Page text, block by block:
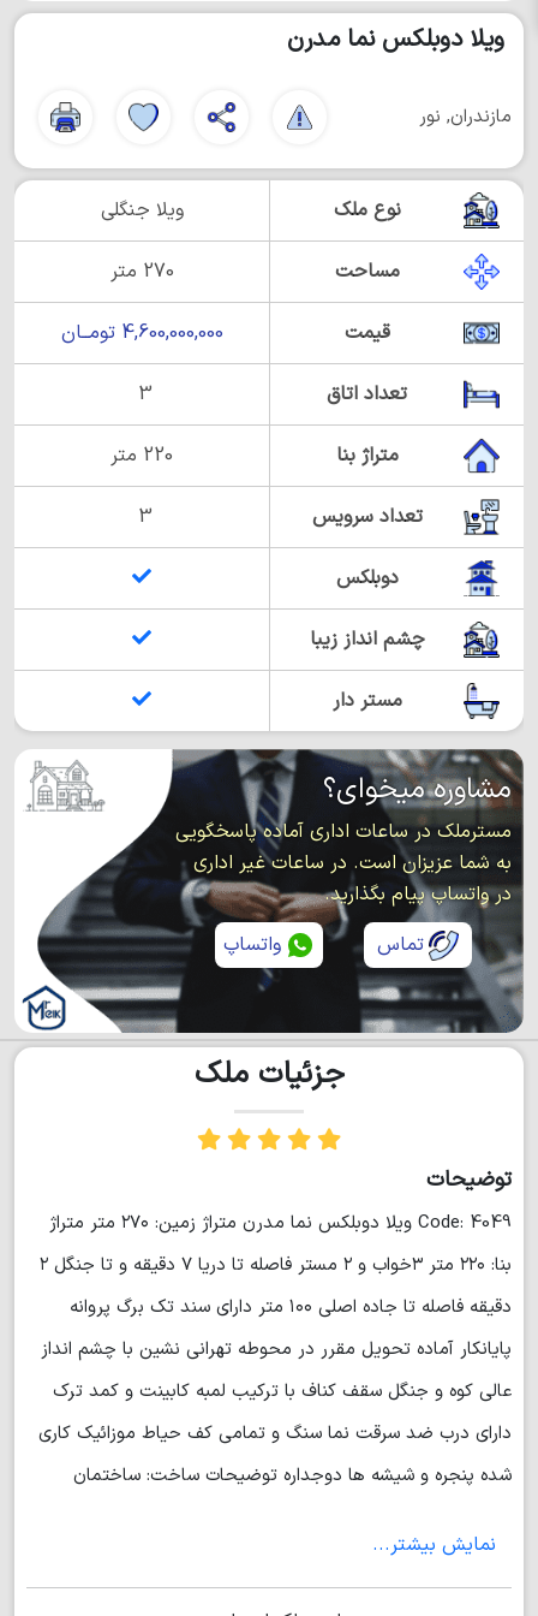
ویلا دوبلکس نما مدرن
مازندران, نور
نوع ملک ویلا جنگلی
مساحت 270 متر
قیمت 4,600,000,000 تومــان
تعداد اتاق 3
متراژ بنا 220 متر
تعداد سرویس 3
دوبلکس
چشم انداز زیبا
مستر دار
مشاوره میخوای؟
مسترملک در ساعات اداری آماده پاسخگویی
به شما عزیزان است. در ساعات غیر اداری
در واتساپ پیام بگذارید.
تماس
واتساپ
جزئیات ملک
توضیحات
Code: 4049 ویلا دوبلکس نما مدرن متراژ زمین: ۲۷۰ متر متراژ
بنا: ۲۲۰ متر ۳خواب و ۲ مستر فاصله تا دریا ۷ دقیقه و تا جنگل ۲
دقیقه فاصله تا جاده اصلی ۱۰۰ متر دارای سند تک برگ پروانه
پایانکار آماده تحویل مقرر در محوطه تهرانی نشین با چشم انداز
عالی کوه و جنگل سقف کناف با ترکیب لمبه کابینت و کمد ترک
دارای درب ضد سرقت نما سنگ و تمامی کف حیاط موزائیک کاری
شده پنجره و شیشه ها دوجداره توضیحات ساخت: ساختمان
نمایش بیشتر...